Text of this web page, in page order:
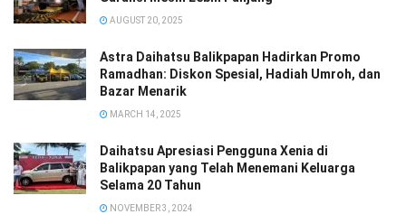
AUGUST 20, 2025
Astra Daihatsu Balikpapan Hadirkan Promo
Ramadhan: Diskon Spesial, Hadiah Umroh, dan
Bazar Menarik
MARCH 14, 2025
Daihatsu Apresiasi Pengguna Xenia di
Balikpapan yang Telah Menemani Keluarga
Selama 20 Tahun
NOVEMBER 3, 2024